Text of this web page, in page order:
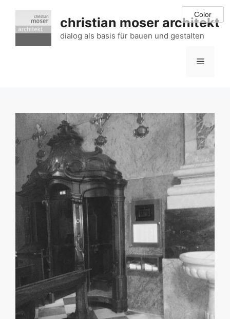
springen
christian moser architekt
dialog als basis für bauen und gestalten
Menü